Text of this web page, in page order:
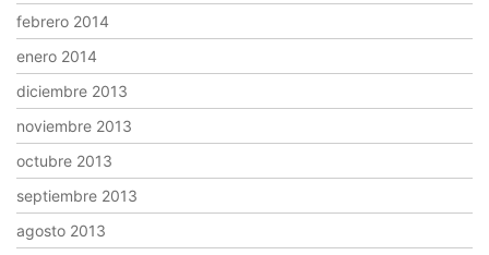
febrero 2014
enero 2014
diciembre 2013
noviembre 2013
octubre 2013
septiembre 2013
agosto 2013